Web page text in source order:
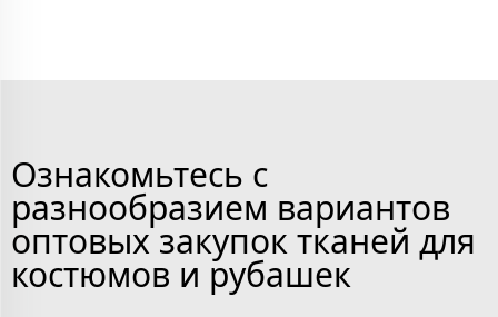
Ознакомьтесь с
разнообразием вариантов
оптовых закупок тканей для
костюмов и рубашек